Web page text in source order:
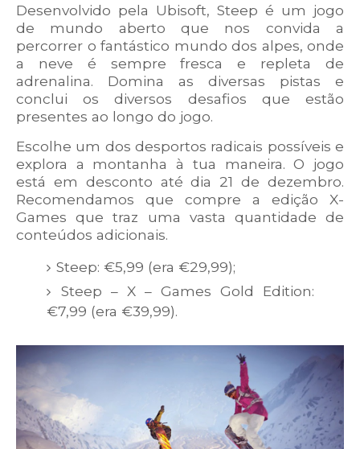
Desenvolvido pela Ubisoft, Steep é um jogo
de mundo aberto que nos convida a
percorrer o fantástico mundo dos alpes, onde
a neve é sempre fresca e repleta de
adrenalina. Domina as diversas pistas e
conclui os diversos desafios que estão
presentes ao longo do jogo.
Escolhe um dos desportos radicais possíveis e
explora a montanha à tua maneira. O jogo
está em desconto até dia 21 de dezembro.
Recomendamos que compre a edição X-
Games que traz uma vasta quantidade de
conteúdos adicionais.
Steep: €5,99 (era €29,99);
Steep – X – Games Gold Edition:
€7,99 (era €39,99).